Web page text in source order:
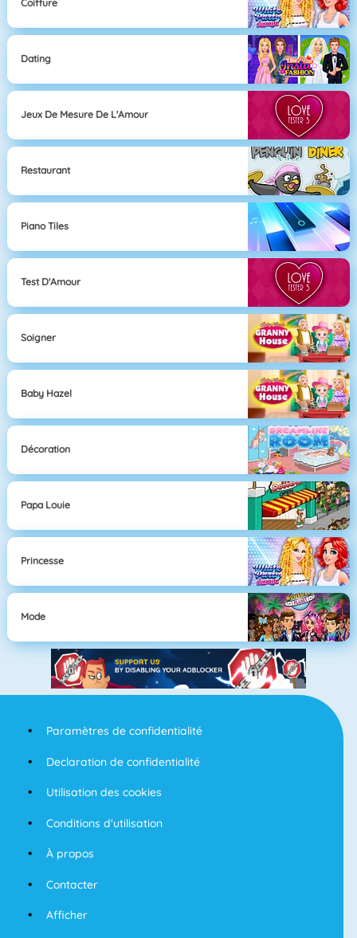
Coiffure
Dating
Jeux De Mesure De L'Amour
Restaurant
Piano Tiles
Test D'Amour
Soigner
Baby Hazel
Décoration
Papa Louie
Princesse
Mode
Paramètres de confidentialité
Declaration de confidentialité
Utilisation des cookies
Conditions d'utilisation
À propos
Contacter
Afficher